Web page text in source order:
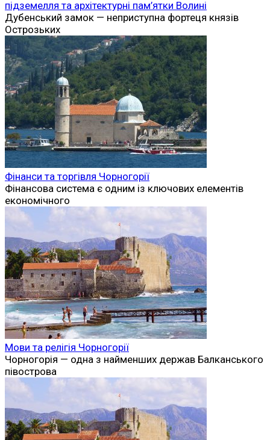
підземелля та архітектурні пам’ятки Волині
Дубенський замок — неприступна фортеця князів
Острозьких
Фінанси та торгівля Чорногорії
Фінансова система є одним із ключових елементів
економічного
Мови та релігія Чорногорії
Чорногорія — одна з найменших держав Балканського
півострова